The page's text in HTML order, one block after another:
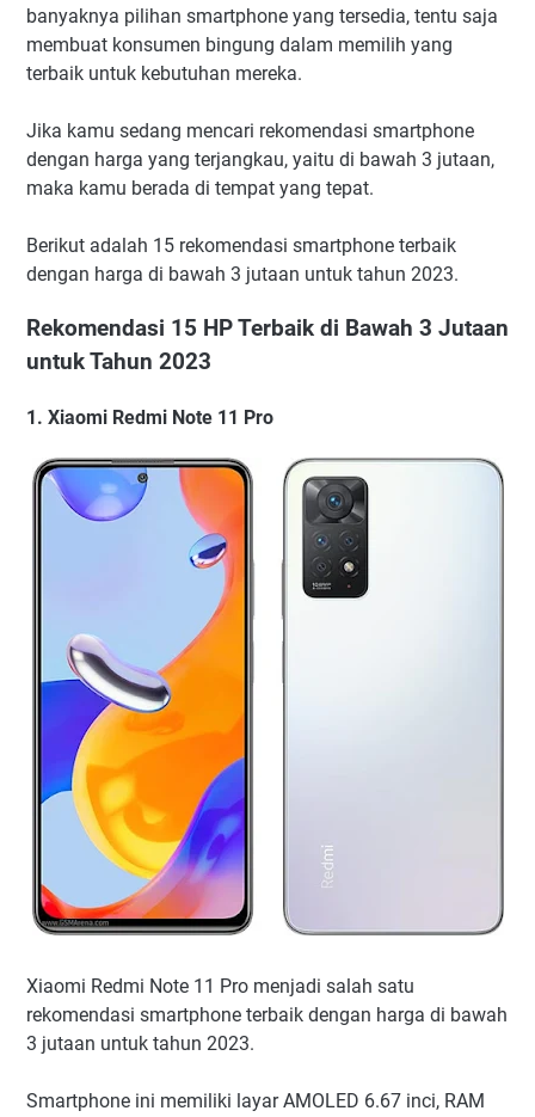
banyaknya pilihan smartphone yang tersedia, tentu saja
membuat konsumen bingung dalam memilih yang
terbaik untuk kebutuhan mereka.
Jika kamu sedang mencari rekomendasi smartphone
dengan harga yang terjangkau, yaitu di bawah 3 jutaan,
maka kamu berada di tempat yang tepat.
Berikut adalah 15 rekomendasi smartphone terbaik
dengan harga di bawah 3 jutaan untuk tahun 2023.
Rekomendasi 15 HP Terbaik di Bawah 3 Jutaan
untuk Tahun 2023
1. Xiaomi Redmi Note 11 Pro
Xiaomi Redmi Note 11 Pro menjadi salah satu
rekomendasi smartphone terbaik dengan harga di bawah
3 jutaan untuk tahun 2023.
Smartphone ini memiliki layar AMOLED 6.67 inci, RAM